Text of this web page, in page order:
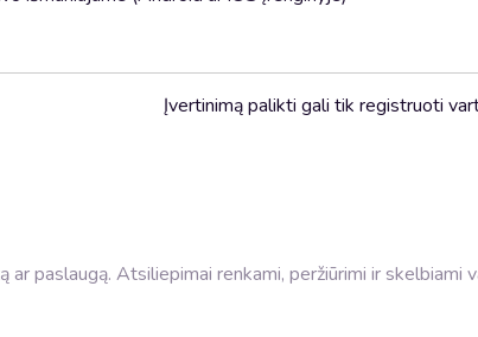
Įvertinimą palikti gali tik registruoti
paslaugą. Atsiliepimai renkami, peržiūrimi ir skelbiami